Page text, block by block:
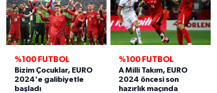
%100 FUTBOL
Bizim Çocuklar, EURO
2024'e galibiyetle
başladı
%100 FUTBOL
A Milli Takım, EURO
2024 öncesi son
hazırlık maçında